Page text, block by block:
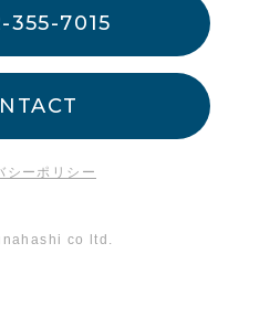
355-7015
シーポリシー
co ltd.